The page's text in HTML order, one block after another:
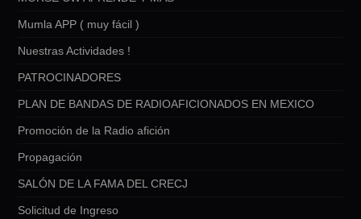
Mumla APP ( muy fácil )
Nuestras Actividades !
PATROCINADORES
PLAN DE BANDAS DE RADIOAFICIONADOS EN MEXICO
Promoción de la Radio afición
Propagación
SALÓN DE LA FAMA DEL CRECJ
Solicitud de Ingreso